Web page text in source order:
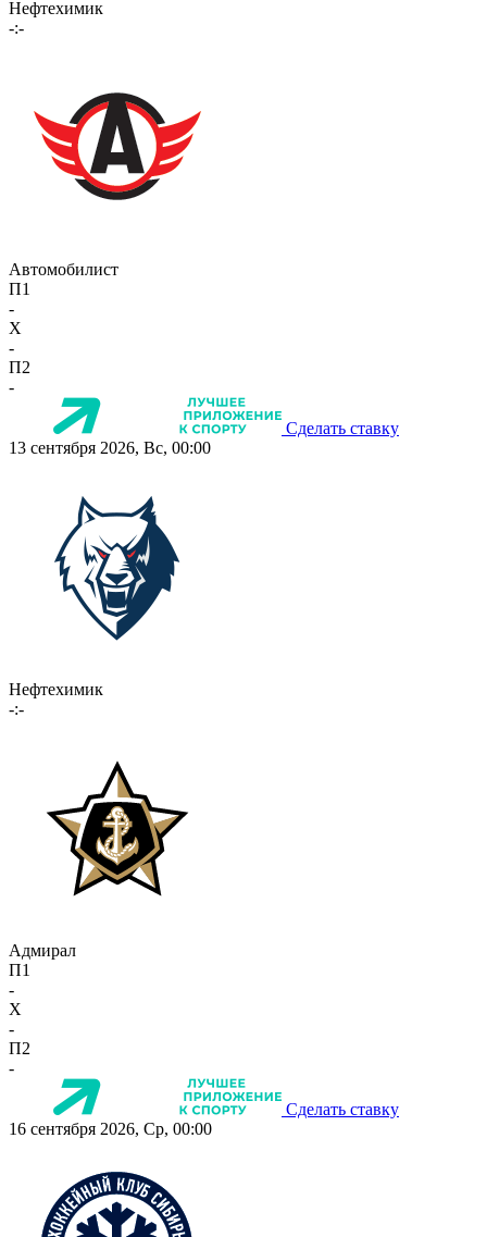
Нефтехимик
-:-
Автомобилист
П1
-
X
-
П2
-
Сделать ставку
13 сентября 2026, Вс, 00:00
Нефтехимик
-:-
Адмирал
П1
-
X
-
П2
-
Сделать ставку
16 сентября 2026, Ср, 00:00